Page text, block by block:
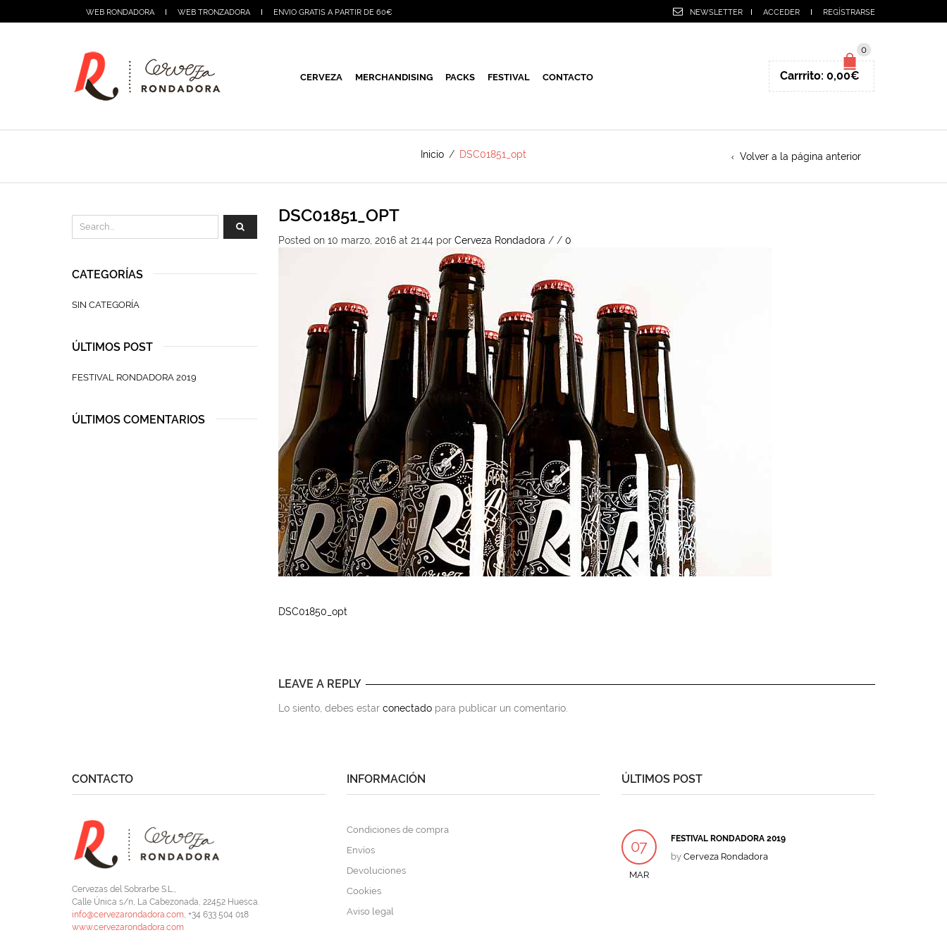
WEB RONDADORA WEB TRONZADORA ENVIO GRATIS A PARTIR DE 60€ NEWSLETTER ACCEDER REGÍSTRARSE
CERVEZA MERCHANDISING PACKS FESTIVAL CONTACTO
0
Carrrito: 0,00€
Inicio / DSC01851_opt Volver a la página anterior
DSC01851_OPT
Posted on 10 marzo, 2016 at 21:44 por Cerveza Rondadora / / 0
DSC01850_opt
LEAVE A REPLY
Lo siento, debes estar conectadopara publicar un comentario.
CATEGORÍAS
SIN CATEGORÍA
ÚLTIMOS POST
FESTIVAL RONDADORA 2019
ÚLTIMOS COMENTARIOS
CONTACTO
Cervezas del Sobrarbe S.L.,
Calle Única s/n, La Cabezonada, 22452 Huesca.
info@cervezarondadora.com, +34 633 504 018
www.cervezarondadora.com
INFORMACIÓN
Condiciones de compra
Envíos
Devoluciones
Cookies
Aviso legal
ÚLTIMOS POST
07
MAR
FESTIVAL RONDADORA 2019
by Cerveza Rondadora